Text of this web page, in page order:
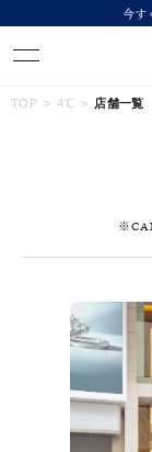
今す
#ペ
#くまのプーさん
カテゴリー
TOP 4℃ 店舗一覧